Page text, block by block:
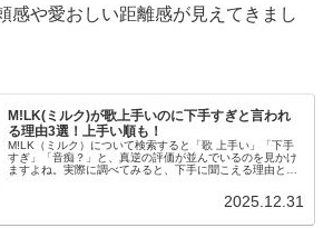
感や愛おしい距離感が見えてきまし
M!LK(ミルク)が歌上手いのに下手すぎと言われ
る理由3選！上手い順も！
M!LK（ミルク）について検索すると「歌 上手い」「下手
すぎ」「音痴？」と、真逆の評価が並んでいるのを見かけ
ますよね。実際に調べてみると、下手に聞こえる理由と実
2025.12.31